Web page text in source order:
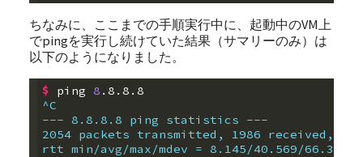
ちなみに、ここまでの手順実行中に、起動中のVM上
でpingを実行し続けていた結果（サマリーのみ）は
以下のようになりました。
$ ping 8
^C
--- 8.8.8.8 ping statistics ---
2054 packets transmitted, 1986 received,
rtt min/avg/max/mdev = 8.145/40.569/66.377/